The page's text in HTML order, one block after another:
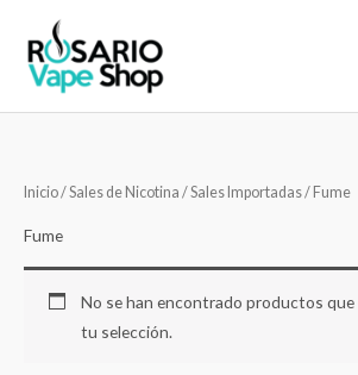
contenido
Inicio/Sales de Nicotina /Sales Importadas/ Fume
Fume
No se han encontrado productos que
tu selección.